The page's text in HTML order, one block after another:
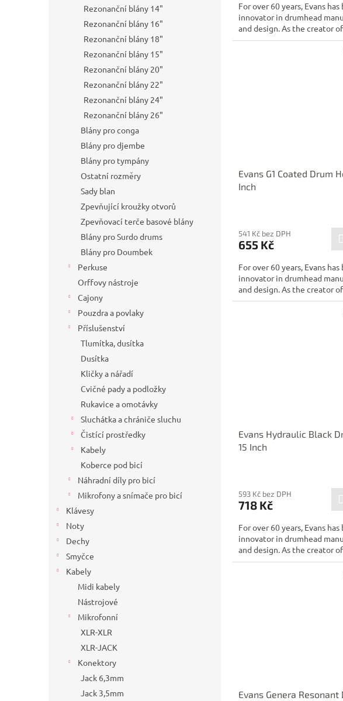
Rezonanční blány 14"
Rezonanční blány 16"
Rezonanční blány 18"
Rezonanční blány 15"
Rezonanční blány 20"
Rezonanční blány 22"
Rezonanční blány 24"
Rezonanční blány 26"
Blány pro conga
Blány pro djembe
Blány pro tympány
Ostatní rozměry
Sady blan
Zpevňující kroužky otvorů
Zpevňovací terče basové blány
Blány pro Surdo drums
Blány pro Doumbek
Perkuse
Orffovy nástroje
Cajony
Pouzdra a povlaky
Příslušenství
Tlumítka, dusítka
Dusítka
Kličky a nářadí
Cvičné pady a podložky
Rukavice a omotávky
Sluchátka a chrániče sluchu
Čistící prostředky
Kabely
Koberce pod bicí
Náhradní díly pro bicí
Mikrofony a snímače pro bicí
Klávesy
Noty
Dechy
Smyčce
Kabely
Midi kabely
Nástrojové
Mikrofonní
XLR-XLR
XLR-JACK
Konektory
Jack 6,3mm
Jack 3,5mm
For over 60 years, Evans has
innovator in drumhead
and design. As the creator
Evans G1 Coated Drum
Inch
541 Kč bez DPH
655 Kč
For over 60 years, Evans has
innovator in drumhead
and design. As the creator
Evans Hydraulic Black
15 Inch
593 Kč bez DPH
718 Kč
For over 60 years, Evans has
innovator in drumhead
and design. As the creator
Evans Genera Resonant